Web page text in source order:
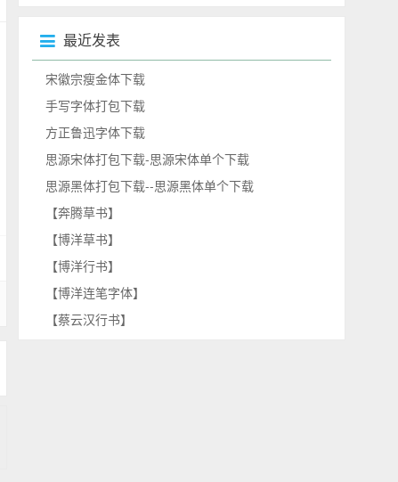
最近发表
宋徽宗瘦金体下载
手写字体打包下载
方正鲁迅字体下载
思源宋体打包下载-思源宋体单个下载
思源黑体打包下载--思源黑体单个下载
【奔腾草书】
【博洋草书】
【博洋行书】
【博洋连笔字体】
【蔡云汉行书】